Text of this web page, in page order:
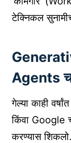
टेक्निकल
Agents
गेल्या काही
किंवा Google
करण्यास